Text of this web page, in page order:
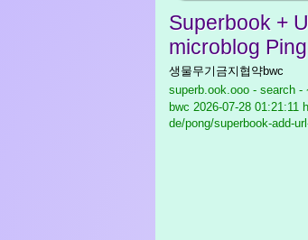
Superbook +
microblog
생물무기금지협약bwc
superb.ook.ooo - search -
bwc 2026-07-28 01:21:11
de/pong/superbook-add-